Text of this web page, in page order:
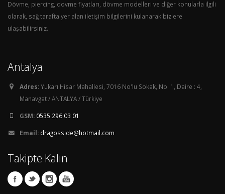
Dövme, piercing, dövme fiyatları, dövme modelleri ve diğer konularla ilgili
olarak, sağ tarafta yer alan iletişim bilgilerini kulanarak bizlere
ulaşabilirsiniz.
Antalya
Adres:Yukarı Hisar Mahallesi, 7016 No'lu Sokak, No: 1, Daire : 4,
Manavgat / ANTALYA / Türkiye
GSM: 0535 296 03 01
Email: dragosside@hotmail.com
Takipte Kalın